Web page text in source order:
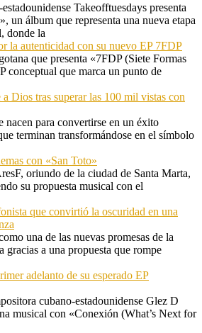
Takeofftuesdays presenta
un álbum que representa una nueva etapa
donde la
la autenticidad con su nuevo EP 7FDP
que presenta «7FDP (Siete Formas
conceptual que marca un punto de
Dios tras superar las 100 mil vistas con
nacen para convertirse en un éxito
terminan transformándose en el símbolo
con «San Toto»
oriundo de la ciudad de Santa Marta,
su propuesta musical con el
que convirtió la oscuridad en una
una de las nuevas promesas de la
gracias a una propuesta que rompe
adelanto de su esperado EP
cubano-estadounidense Glez D
musical con «Conexión (What’s Next for